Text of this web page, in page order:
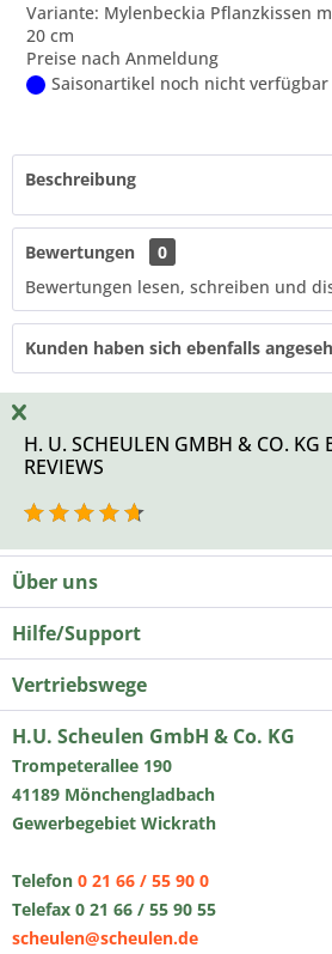
Variante: Mylenbeckia Pflanzkissen
20 cm
Preise nach Anmeldung
Saisonartikel noch nicht verfügbar
Beschreibung
Bewertungen
0
Bewertungen lesen, schreiben und
Kunden haben sich ebenfalls
H. U. SCHEULEN GMBH & CO. KG
REVIEWS
Über uns
Hilfe/Support
Vertriebswege
H.U. Scheulen GmbH & Co. KG
Trompeterallee 190
41189 Mönchengladbach
Gewerbegebiet Wickrath
Telefon 0 21 66 / 55 90 0
Telefax 0 21 66 / 55 90 55
scheulen@scheulen.de